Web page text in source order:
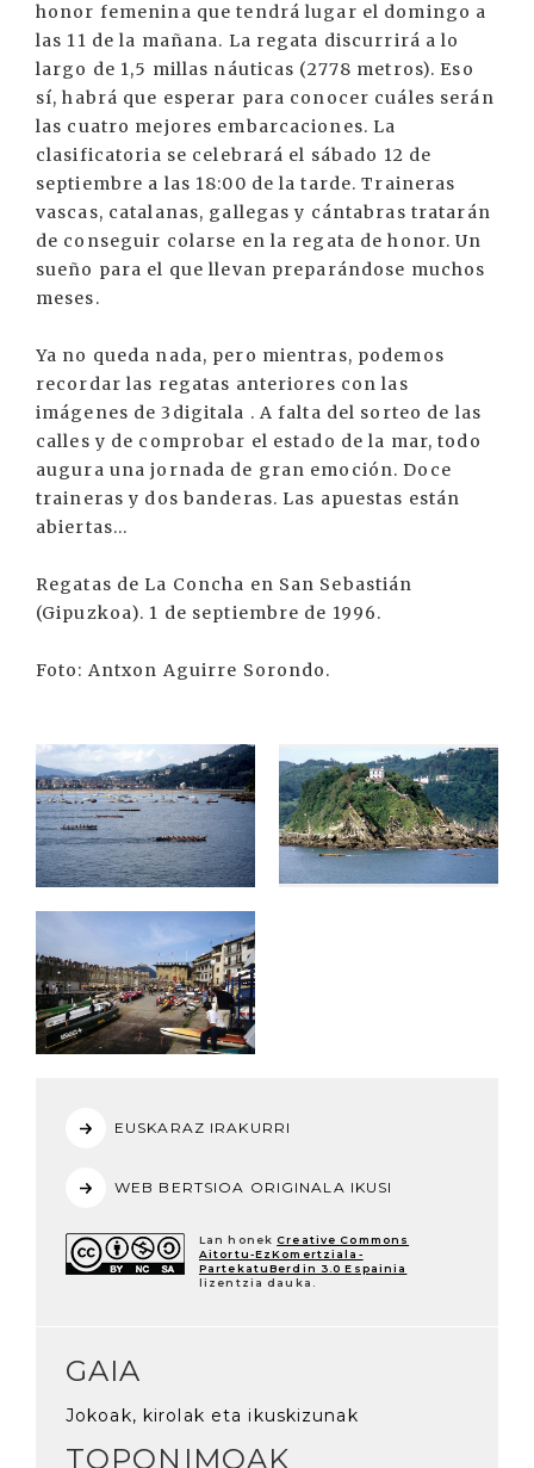
honor femenina que tendrá lugar el domingo a
las 11 de la mañana. La regata discurrirá a lo
largo de 1,5 millas náuticas (2778 metros). Eso
sí, habrá que esperar para conocer cuáles serán
las cuatro mejores embarcaciones. La
clasificatoria se celebrará el sábado 12 de
septiembre a las 18:00 de la tarde. Traineras
vascas, catalanas, gallegas y cántabras tratarán
de conseguir colarse en la regata de honor. Un
sueño para el que llevan preparándose muchos
meses.
Ya no queda nada, pero mientras, podemos
recordar las regatas anteriores con las
imágenes de 3digitala . A falta del sorteo de las
calles y de comprobar el estado de la mar, todo
augura una jornada de gran emoción. Doce
traineras y dos banderas. Las apuestas están
abiertas...
Regatas de La Concha en San Sebastián
(Gipuzkoa). 1 de septiembre de 1996.
Foto: Antxon Aguirre Sorondo.
EUSKARAZ IRAKURRI
WEB BERTSIOA ORIGINALA IKUSI
Lan honek Creative Commons
Aitortu-EzKomertziala-
PartekatuBerdin 3.0 Espainia
lizentzia dauka.
GAIA
Jokoak, kirolak eta ikuskizunak
TOPONIMOAK